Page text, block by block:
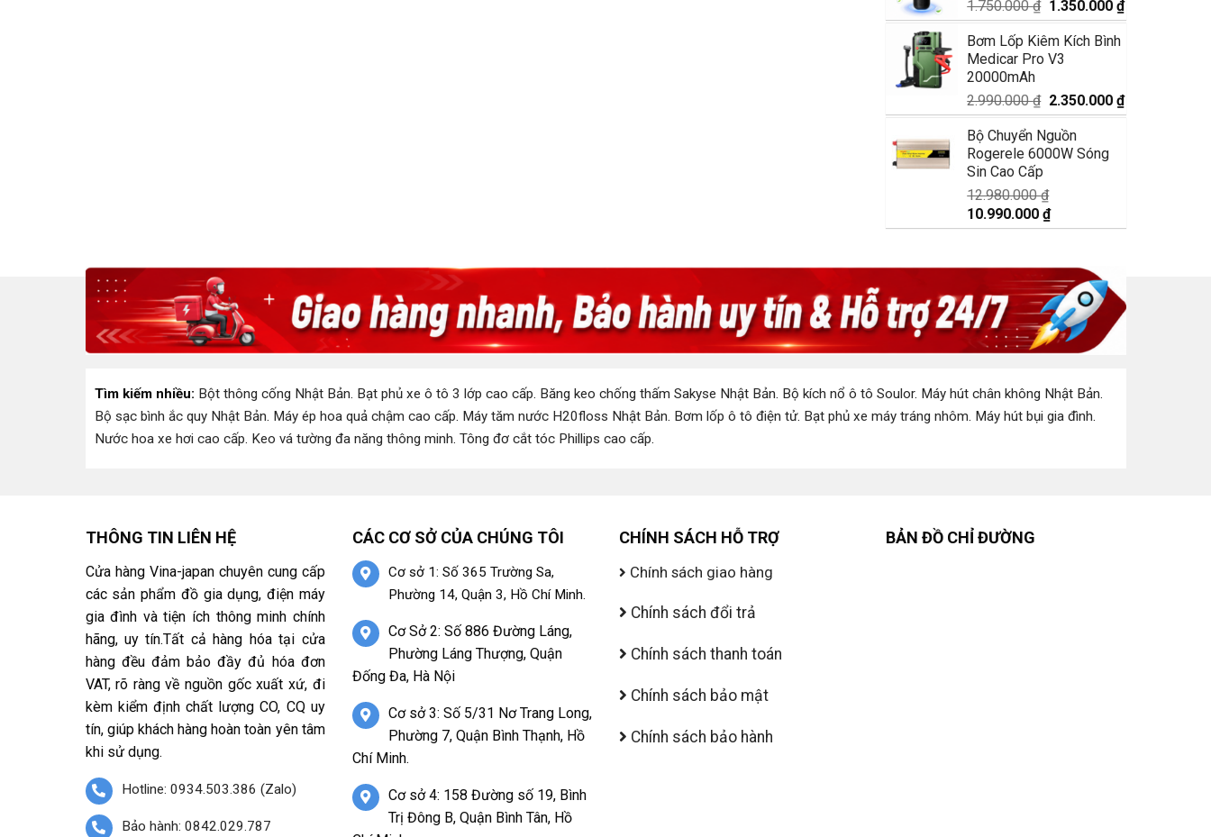
2.100.000 ₫.
1.750.000₫ Giá
gốc
là:
1.750.000 ₫.
1.350.000₫Giá
hiện
Bơm Lốp Kiêm Kích Bình
Medicar Pro V3
20000mAh
2.990.000₫ Giá
gốc
là:
2.990.000 ₫.
2.350.000₫Giá
hiện
Bộ Chuyển Nguồn
Rogerele 6000W Sóng
Sin Cao Cấp
12.980.000₫
Giá
gốc
12.980.000 ₫.
10.990.000₫Giá
hiện
là:
10.990.000 ₫.
Tìm kiếm nhiều: Bột thông cống Nhật Bản. Bạt phủ xe ô tô 3 lớp cao cấp. Băng keo chống thấm Sakyse Nhật Bản. Bộ kích nổ ô tô Soulor. Máy hút chân không Nhật Bản.
Bộ sạc bình ắc quy Nhật Bản. Máy ép hoa quả chậm cao cấp. Máy tăm nước H20floss Nhật Bản. Bơm lốp ô tô điện tử. Bạt phủ xe máy tráng nhôm. Máy hút bụi gia đình.
Nước hoa xe hơi cao cấp. Keo vá tường đa năng thông minh. Tông đơ cắt tóc Phillips cao cấp.
THÔNG TIN LIÊN HỆ
Cửa hàng Vina-japan chuyên cung cấp
các sản phẩm đồ gia dụng, điện máy
gia đình và tiện ích thông minh chính
hãng, uy tín.Tất cả hàng hóa tại cửa
hàng đều đảm bảo đầy đủ hóa đơn
VAT, rõ ràng về nguồn gốc xuất xứ, đi
kèm kiểm định chất lượng CO, CQ uy
tín, giúp khách hàng hoàn toàn yên tâm
khi sử dụng.
Hotline: 0934.503.386 (Zalo)
Bảo hành: 0842.029.787
CÁC CƠ SỞ CỦA CHÚNG TÔI
Cơ sở 1: Số 365 Trường Sa,
Phường 14, Quận 3, Hồ Chí Minh.
Cơ Sở 2: Số 886 Đường Láng,
Phường Láng Thượng, Quận
Đống Đa, Hà Nội
Cơ sở 3: Số 5/31 Nơ Trang Long,
Phường 7, Quận Bình Thạnh, Hồ
Chí Minh.
Cơ sở 4: 158 Đường số 19, Bình
Trị Đông B, Quận Bình Tân, Hồ
CHÍNH SÁCH HỖ TRỢ
Chính sách giao hàng
Chính sách đổi trả
Chính sách thanh toán
Chính sách bảo mật
Chính sách bảo hành
BẢN ĐỒ CHỈ ĐƯỜNG